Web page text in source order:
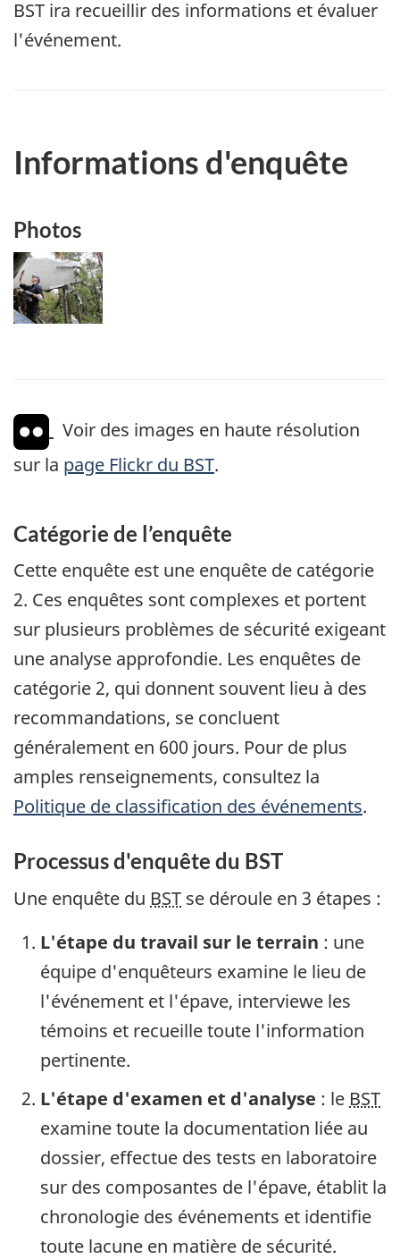
BST ira recueillir des informations et évaluer
l'événement.
Informations d'enquête
Photos
Image
Voir des images en haute résolution
sur la page Flickr du BST.
Catégorie de l’enquête
Cette enquête est une enquête de catégorie
2. Ces enquêtes sont complexes et portent
sur plusieurs problèmes de sécurité exigeant
une analyse approfondie. Les enquêtes de
catégorie 2, qui donnent souvent lieu à des
recommandations, se concluent
généralement en 600 jours. Pour de plus
amples renseignements, consultez la
Politique de classification des événements.
Processus d'enquête du BST
Une enquête du BST se déroule en 3 étapes :
L'étape du travail sur le terrain : une
équipe d'enquêteurs examine le lieu de
l'événement et l'épave, interviewe les
témoins et recueille toute l'information
pertinente.
L'étape d'examen et d'analyse : le BST
examine toute la documentation liée au
dossier, effectue des tests en laboratoire
sur des composantes de l'épave, établit la
chronologie des événements et identifie
toute lacune en matière de sécurité.